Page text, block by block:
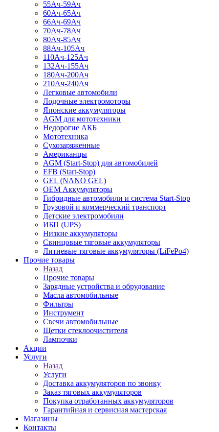
55Ач-59Ач
60Ач-65Ач
66Ач-69Ач
70Ач-78Ач
80Ач-85Ач
88Ач-105Ач
110Ач-125Ач
132Ач-155Ач
180Ач-200Ач
210Ач-240Ач
Легковые автомобили
Лодочные электромоторы
Японские аккумуляторы
AGM для мототехники
Недорогие АКБ
Мототехника
Сухозаряженные
Американцы
AGM (Start-Stop) для автомобилей
EFB (Start-Stop)
GEL (NANO GEL)
OEM Аккумуляторы
Гибридные автомобили и система Start-Stop
Грузовой и коммерческий транспорт
Детские электромобили
ИБП (UPS)
Низкие аккумуляторы
Свинцовые тяговые аккумуляторы
Литиевые тяговые аккумуляторы (LiFePo4)
Прочие товары
Назад
Прочие товары
Зарядные устройства и обрудование
Масла автомобильные
Фильтры
Инструмент
Свечи автомобильные
Щетки стеклоочистителя
Лампочки
Акции
Услуги
Назад
Услуги
Доставка аккумуляторов по звонку
Заказ тяговых аккумуляторов
Покупка отработанных аккумуляторов
Гарантийная и сервисная мастерская
Магазины
Контакты